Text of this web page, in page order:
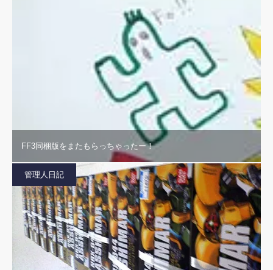
FF3同梱版をまたもらっちゃったー！
管理人日記